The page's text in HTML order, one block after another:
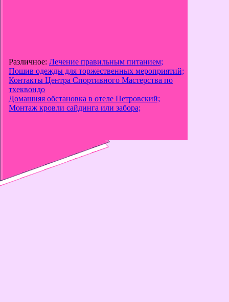
Различное: Лечение правильным питанием;
Пошив одежды для торжественных мероприятий;
Контакты Центра Спортивного Мастерства по
тхеквондо
Домашняя обстановка в отеле Петровский;
Монтаж кровли сайдинга или забора;